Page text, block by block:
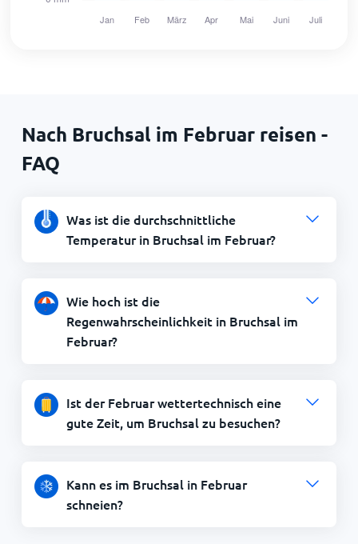
Nach Bruchsal im Februar reisen -
FAQ
Was ist die durchschnittliche
Temperatur in Bruchsal im Februar?
Wie hoch ist die
Regenwahrscheinlichkeit in Bruchsal im
Februar?
Ist der Februar wettertechnisch eine
gute Zeit, um Bruchsal zu besuchen?
Kann es im Bruchsal in Februar
schneien?